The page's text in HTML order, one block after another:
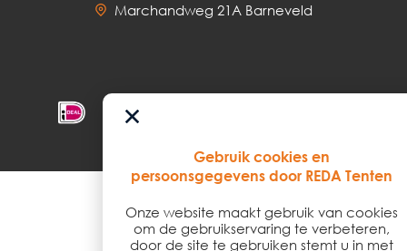
Marchandweg 21A Barneveld
© 2026
Gebruik cookies en
persoonsgegevens door REDA Tenten
Onze website maakt gebruik van cookies
om de gebruikservaring te verbeteren,
door de site te gebruiken stemt u in met